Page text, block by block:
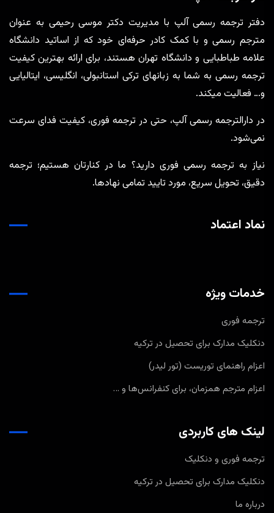
دفتر ترجمه رسمی آلپ با مدیریت دکتر موسی رحیمی به عنوان
مترجم رسمی و با کمک کادر حرفه‌ای خود که از اساتید دانشگاه
علامه طباطبایی و دانشگاه تهران هستند، برای ارائه بهترین کیفیت
ترجمه رسمی به شما به زبانهای ترکی استانبولی، انگلیسی، ایتالیایی
و… فعالیت میکند.
در دارالترجمه رسمی آلپ، حتی در ترجمه‌ فوری، کیفیت فدای سرعت
نمی‌شود.
نیاز به ترجمه رسمی فوری دارید؟ ما در کنارتان هستیم؛ ترجمه
دقیق، تحویل سریع، مورد تایید تمامی نهادها.
نماد اعتماد
خدمات ویژه
ترجمه فوری
دنکلیک مدارک برای تحصیل در ترکیه
اعزام راهنمای توریست (تور لیدر)
اعزام مترجم همزمان، برای کنفرانس‌ها و …
لینک های کاربردی
ترجمه فوری و دنکلیک
دنکلیک مدارک برای تحصیل در ترکیه
درباره ما